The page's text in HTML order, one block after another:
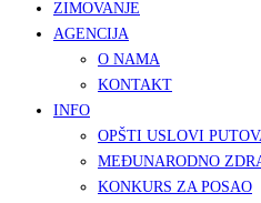
ZIMOVANJE
AGENCIJA
O NAMA
KONTAKT
INFO
OPŠTI USLOVI
MEĐUNARODNO
KONKURS ZA POSAO